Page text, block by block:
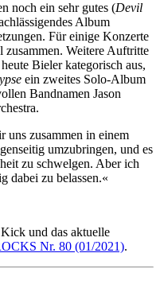
noch ein sehr gutes (Devil
Album
Für einige Konzerte
Weitere Auftritte
Bieler kategorisch aus,
ein zweites Solo-Album
Bandnamen Jason
uns zusammen in einem
umzubringen, und es
zu schwelgen. Aber ich
dabei zu belassen.«
und das aktuelle
Nr. 80 (01/2021).